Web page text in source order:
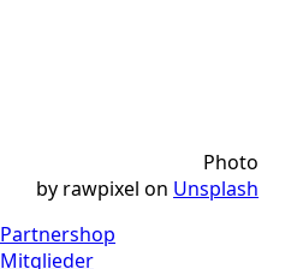
Photo
by rawpixel on Unsplash
Partnershop
Mitglieder